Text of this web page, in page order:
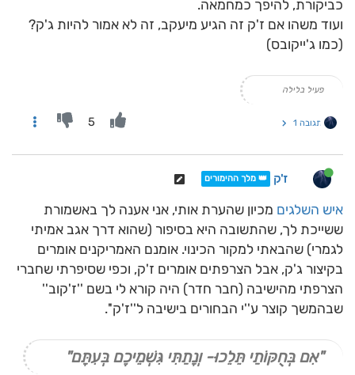
כביקורת, להיפך כמחמאה.
ועוד משהו אם ז'ק זה הגיע מיעקב, זה לא אמור להיות ג'ק?
(כמו ג'ייקובס)
פעיל בלילה
תגובה 1 5
ז'ק 👑 מלך ההימורים
איש השלגים מכיון שהערת אותי, אני אענה לך באשמורת
ששייכת לך, שהתשובה היא בסיפור (שהוא דרך אגב אמיתי
לגמרי) שהבאתי למקור הכינוי. אומנם האמריקנים אומרים
בקיצור ג'ק, אבל הצרפתים אומרים ז'ק, וכפי שסיפרתי שחברי
הצרפתי מהישיבה (חבר חדר) היה קורא לי בשם ''ז'קוב''
שבהמשך קוצר ע''י הבחורים בישיבה ל''ז'ק''.
"אִם בְּחֻקּוֹתַי תֵּלֵכוּ- וְנָתַתִּי גִּשְׁמֵיכֶם בְּעִתָּם"